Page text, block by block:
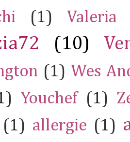
(1) Valeria
(10)
(1) Wes
Youchef (1)
(1) allergie (1)